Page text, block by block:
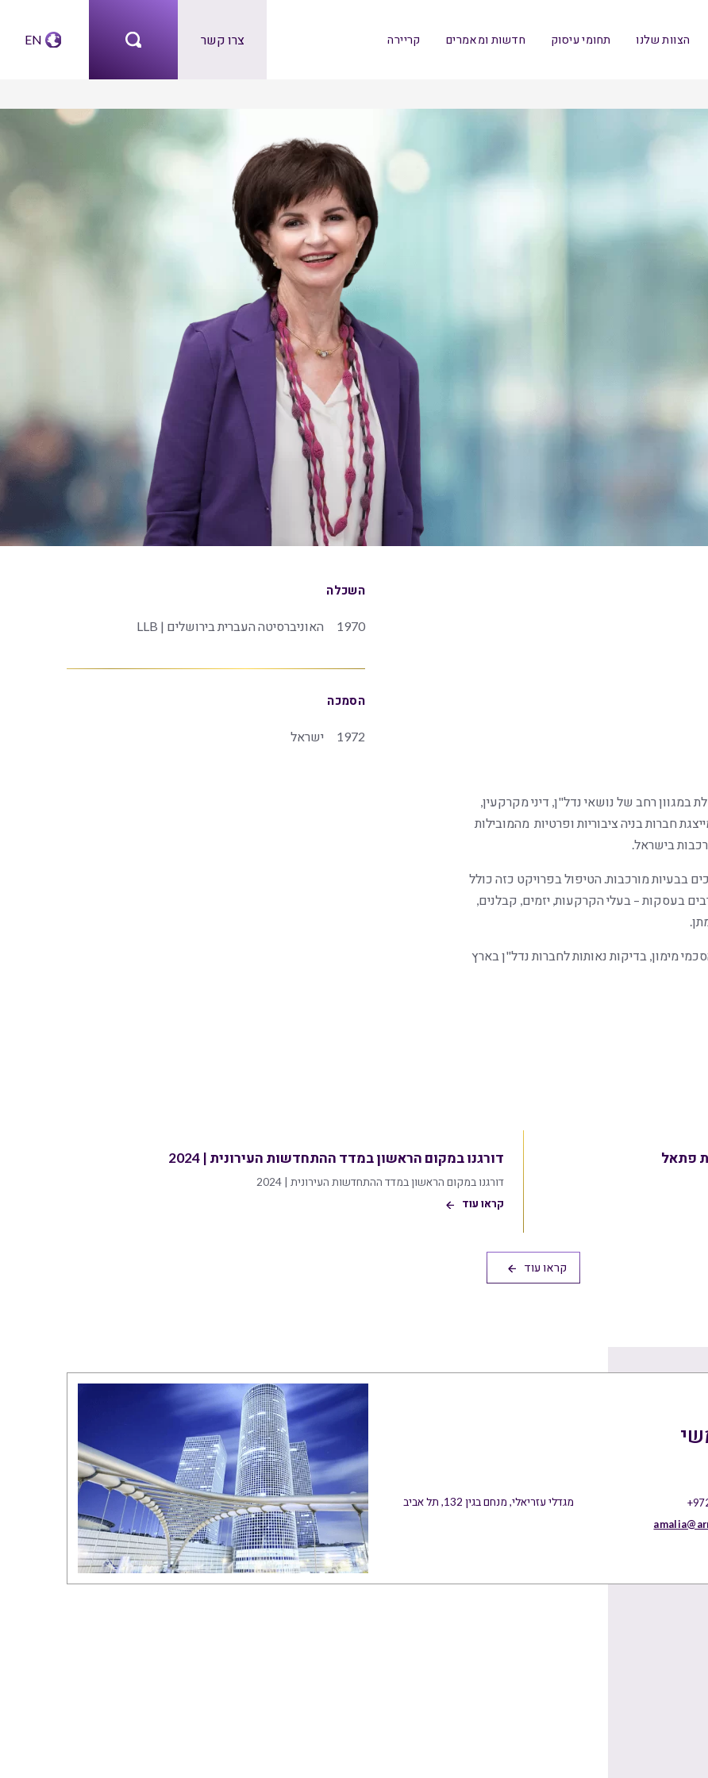
הצוות שלנו תחומי עיסוק חדשות ומאמרים קריירה צרו קשר EN
רחב של נושאי נדל"ן, דיני מקרקעין,
חברות בניה ציבוריות ופרטיות מהמובילות
בישראל.
בבעיות מורכבות. הטיפול בפרויקט כזה כולל
בעסקות – בעלי הקרקעות, יזמים, קבלנים,
מימון, בדיקות נאותות לחברות נדל"ן בארץ
השכלה
1970 האוניברסיטה העברית בירושלים | LLB
הסמכה
1972 ישראל
דורגנו במקום הראשון במדד ההתחדשות העירונית | 2024
דורגנו במקום הראשון במדד ההתחדשות העירונית | 2024
קראו עוד
קראו עוד
מגדלי עזריאלי, מנחם בגין 132, תל אביב